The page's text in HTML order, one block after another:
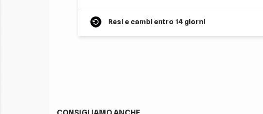
Resi e cambi entro 14 giorni